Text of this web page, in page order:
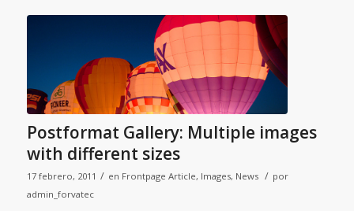
Postformat Gallery: Multiple images
with different sizes
17 febrero, 2011 / en Frontpage Article, Images, News / por
admin_forvatec